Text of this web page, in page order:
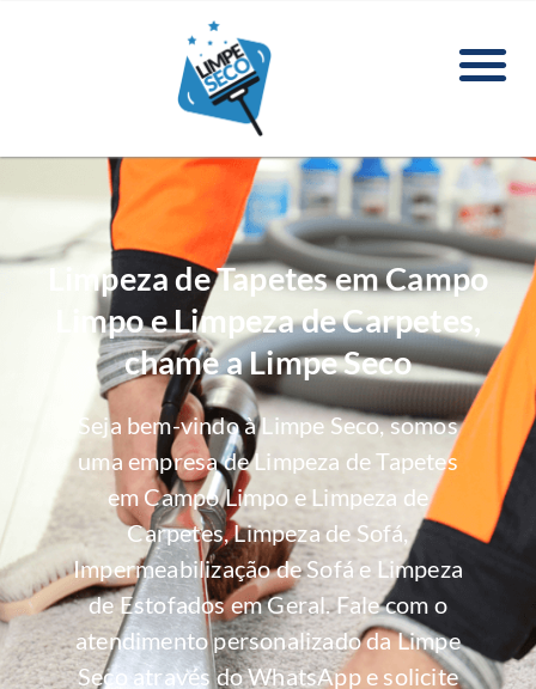
Limpeza de Tapetes em Campo
Limpo e Limpeza de Carpetes,
chame a Limpe Seco
Seja bem-vindo à Limpe Seco, somos
uma empresa de Limpeza de Tapetes
em Campo Limpo e Limpeza de
Carpetes, Limpeza de Sofá,
Impermeabilização de Sofá e Limpeza
de Estofados em Geral. Fale com o
atendimento personalizado da Limpe
Seco através do WhatsApp e solicite